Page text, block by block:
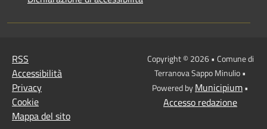
RSS
Accessibilità
Privacy
Cookie
Mappa del sito
Copyright © 2026 • Comune di
Terranova Sappo Minulio •
Powered byMunicipium•
Accesso redazione